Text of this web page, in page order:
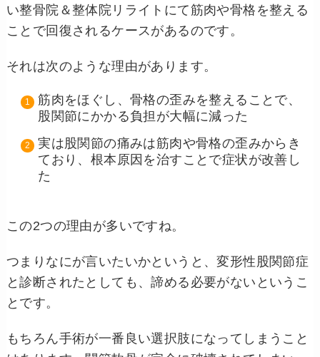
い整骨院＆整体院リライトにて筋肉や骨格を整える
ことで回復されるケースがあるのです。
それは次のような理由があります。
筋肉をほぐし、骨格の歪みを整えることで、
股関節にかかる負担が大幅に減った
実は股関節の痛みは筋肉や骨格の歪みからき
ており、根本原因を治すことで症状が改善し
た
この2つの理由が多いですね。
つまりなにが言いたいかというと、変形性股関節症
と診断されたとしても、諦める必要がないというこ
とです。
もちろん手術が一番良い選択肢になってしまうこと